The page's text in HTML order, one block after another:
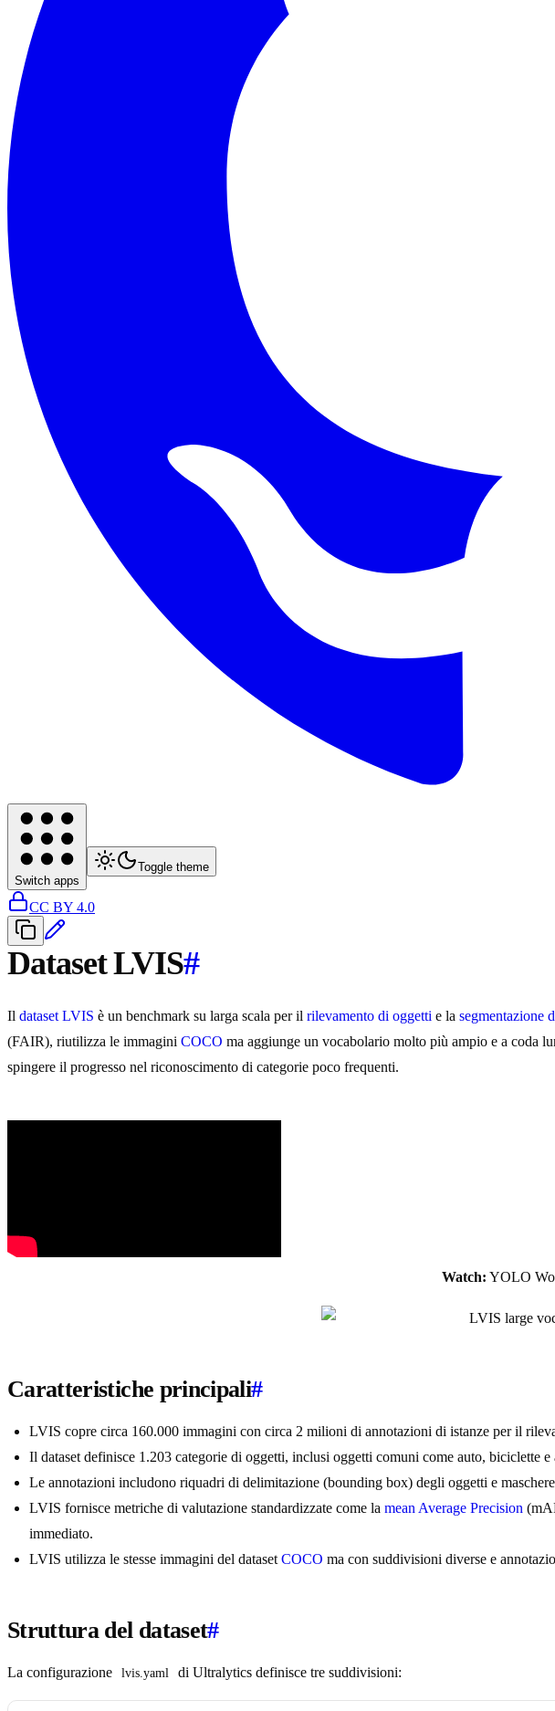
Switch apps
Toggle theme
CC BY 4.0
Dataset LVIS#
Il dataset LVIS è un benchmark su larga scala per il rilevamento di oggetti e la segmentazione
(FAIR), riutilizza le immagini COCO ma aggiunge un vocabolario molto più ampio e a coda
spingere il progresso nel riconoscimento di categorie poco frequenti.
Watch: YOLO
Caratteristiche principali#
LVIS copre circa 160.000 immagini con circa 2 milioni di annotazioni di istanze per il
Il dataset definisce 1.203 categorie di oggetti, inclusi oggetti comuni come auto, biciclette
Le annotazioni includono riquadri di delimitazione (bounding box) degli oggetti e
LVIS fornisce metriche di valutazione standardizzate come la mean Average Precision
immediato.
LVIS utilizza le stesse immagini del dataset COCO ma con suddivisioni diverse e
Struttura del dataset#
La configurazione lvis.yaml di Ultralytics definisce tre suddivisioni: